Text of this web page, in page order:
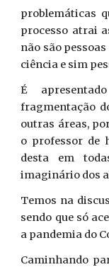
problemáticas
processo atrai
não são
ciência e sim
É
fragmentação
outras áreas,
o professor de
desta em
imaginário dos
Temos na
sendo que só
a pandemia do
Caminhando